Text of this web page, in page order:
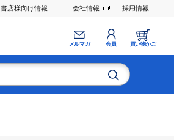
書店様向け情報 会社情報 採用情報
メルマガ 会員 買い物かご